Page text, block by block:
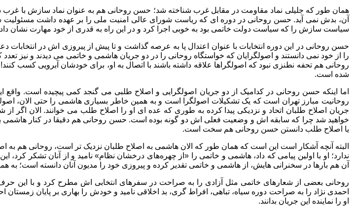
همان طور که جلیلی نماد مقاومت در مقابل غرب شناخته شد؛ حسن روحانی هم به عنوان نماد سازش با
آن، بدش نمی آید. حسن روحانی در دوره ای که ریاست شورای عالی امنیت ملی را بر عهده داشت
سیاست سازش را که سیاست دولت خاتمی بود به خوبی اجرا کرد و در این راه به قدری از خود مهارت نشان داد
حسن روحانی در این دوره انتخابات با عنوان اعتدال پا به عرصه گذاشت و تا پیش از پیروزی اش در
را از خود نمی دانستند و اصولگرایان که خواستگاه روحانی را در دو جریان هاشمی و خاتمی می دیدند و نیز
روحانی هم تحفه نطنزی نبود که اصولگراها علاقه داشته باشند با اتصال به او، برای خودشان آبرویی کسب
شده است.
اما اینکه حسن روحانی در کدامیک از دو جریان اصولگرایی و اصلاح طلبی می گنجد کمی پیچیده است.
جریان اصلاح طلبان اتحاد و نزدیکی پیدا کرده به طوری که عده ای او را اصلاح طلب می خوانند. الان
خواهید شد چرا که سابقه اش و وضعیت فعلی اش دو گونه بوده است. حسن روحانی هم دقیقا در کنار هاشمی
یا اصلاح طلب دانستن حسن روحانی هم سخت است.
البته آنچه آشکار است این است که همان طور که الان هاشمی به اصلاح طلبان نزدیک تر است، روحانی هم به
ندارد؛ او با اولین پیامی که داد، هاشمی و خاتمی را «از چهره‌های درخشان نظام» نامید و از آنان تشکر
آن هم بارها در سخنرانی هایش، از هاشمی و خاتمی تقدیر کرده و پیروزی خود را مدیون آنان دانسته است؛ به
احمدی نژاد را به صراحت دوره سیاه، تباهی، افراط گری، بد اخلاقی نامید و خودش را بهاری بر پایان
او را نماینده این جریان بدانند.